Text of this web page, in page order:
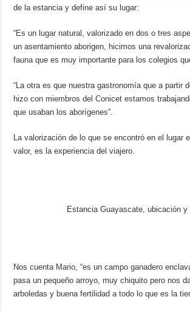
de la estancia y define así su lugar:
“Es un lugar natural, valorizado en dos o tres
un asentamiento aborigen, hicimos una
fauna que es muy importante para los colegios
“La otra es que nuestra gastronomía que a partir
hizo con miembros del Conicet estamos
que usaban los aborígenes”.
La valorización de lo que se encontró en el lugar
valor, es la experiencia del viajero.
Estancia Guayascate, ubicación y
Nos cuenta Mario, “es un campo ganadero
pasa un pequeño arroyo, muy chiquito pero nos
arboledas y buena fertilidad a todo lo que es la